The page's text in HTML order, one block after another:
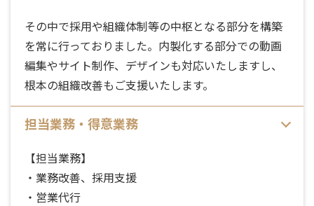
その中で採用や組織体制等の中枢となる部分を構築
を常に行っておりました。内製化する部分での動画
編集やサイト制作、デザインも対応いたしますし、
根本の組織改善もご支援いたします。
担当業務・得意業務
【担当業務】
・業務改善、採用支援
・営業代行